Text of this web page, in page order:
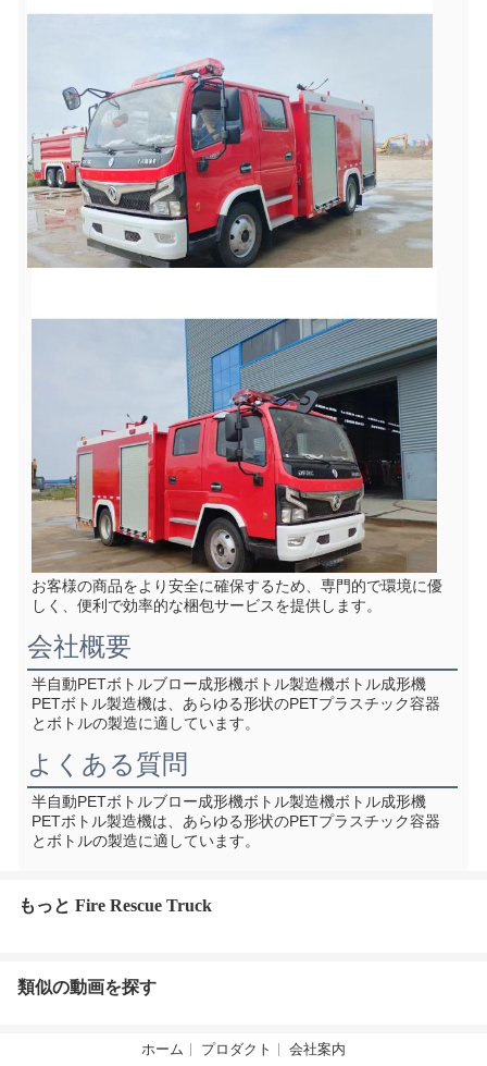
お客様の商品をより安全に確保するため、専門的で環境に優
しく、便利で効率的な梱包サービスを提供します。
会社概要
半自動PETボトルブロー成形機ボトル製造機ボトル成形機
PETボトル製造機は、あらゆる形状のPETプラスチック容器
とボトルの製造に適しています。
よくある質問
半自動PETボトルブロー成形機ボトル製造機ボトル成形機
PETボトル製造機は、あらゆる形状のPETプラスチック容器
とボトルの製造に適しています。
もっと Fire Rescue Truck
類似の動画を探す
ホーム プロダクト 会社案内